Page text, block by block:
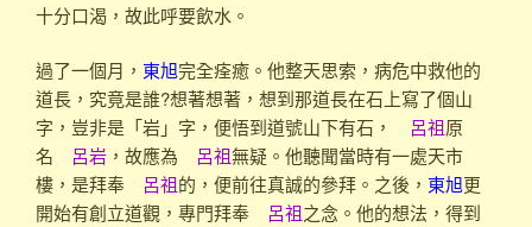
十分口渴，故此呼要飲水。
過了一個月， 東旭完全痊癒。他整天思索，病危中救他的
道長，究竟是誰?想著想著，想到那道長在石上寫了個山
字，豈非是「岩」字，便悟到道號山下有石，
呂祖原
名 呂岩 ，故應為 呂祖無疑。他聽聞當時有一處天市
樓，是拜奉 呂祖的，便前往真誠的參拜。之後， 東旭更
開始有創立道觀，專門拜奉 呂祖之念。他的想法，得到